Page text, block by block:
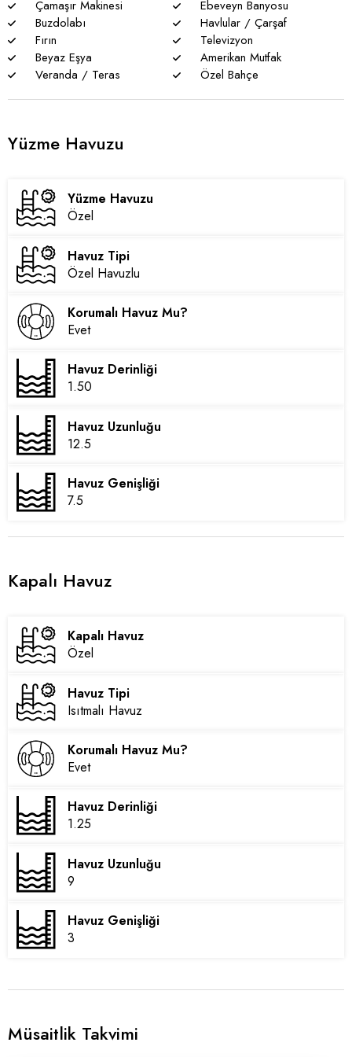
Genel notlar
* Doğa ile iç içe olan tüm villalarımızda düzenli olarak ilaçlama
böcek, sinek vs. bulunma ihtimali vardır.
* Havuzu korunaklı villalarımızda sizlere %100 görünmeme
garantisi verememekteyiz. Bu villalarımızda her zaman %5
* Villalarımızda yaz aylarında yoğun nüfus artışı nedeniyle
nadiren de olsa elektrik ve su kesintileri yaşanabilmektedir.
Çamaşır Makinesi
Ebeveyn Banyosu
Buzdolabı
Havlular / Çarşaf
Fırın
Televizyon
Beyaz Eşya
Amerikan Mutfak
Veranda / Teras
Özel Bahçe
Yüzme Havuzu
Yüzme Havuzu
Özel
Havuz Tipi
Özel Havuzlu
Korumalı Havuz Mu?
Evet
Havuz Derinliği
1.50
Havuz Uzunluğu
12.5
Havuz Genişliği
7.5
Kapalı Havuz
Kapalı Havuz
Özel
Havuz Tipi
Isıtmalı Havuz
Korumalı Havuz Mu?
Evet
Havuz Derinliği
1.25
Havuz Uzunluğu
9
Havuz Genişliği
3
Müsaitlik Takvimi